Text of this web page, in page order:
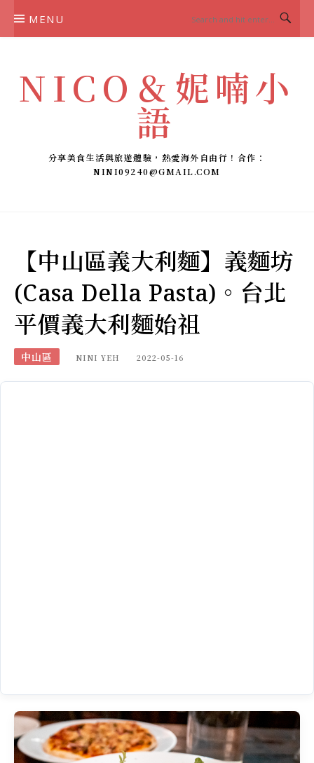
MENU
NICO＆妮喃小
語
分享美食生活與旅遊體驗，熱愛海外自由行！合作：
NINI09240@GMAIL.COM
【中山區義大利麵】義麵坊
(Casa Della Pasta)。台北
平價義大利麵始祖
中山區 NINI YEH 2022-05-16